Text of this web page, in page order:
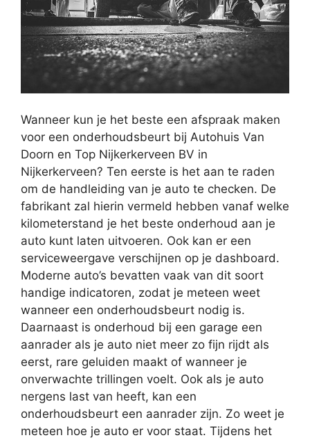
Wanneer kun je het beste een afspraak maken
voor een onderhoudsbeurt bij Autohuis Van
Doorn en Top Nijkerkerveen BV in
Nijkerkerveen? Ten eerste is het aan te raden
om de handleiding van je auto te checken. De
fabrikant zal hierin vermeld hebben vanaf welke
kilometerstand je het beste onderhoud aan je
auto kunt laten uitvoeren. Ook kan er een
serviceweergave verschijnen op je dashboard.
Moderne auto’s bevatten vaak van dit soort
handige indicatoren, zodat je meteen weet
wanneer een onderhoudsbeurt nodig is.
Daarnaast is onderhoud bij een garage een
aanrader als je auto niet meer zo fijn rijdt als
eerst, rare geluiden maakt of wanneer je
onverwachte trillingen voelt. Ook als je auto
nergens last van heeft, kan een
onderhoudsbeurt een aanrader zijn. Zo weet je
meteen hoe je auto er voor staat. Tijdens het